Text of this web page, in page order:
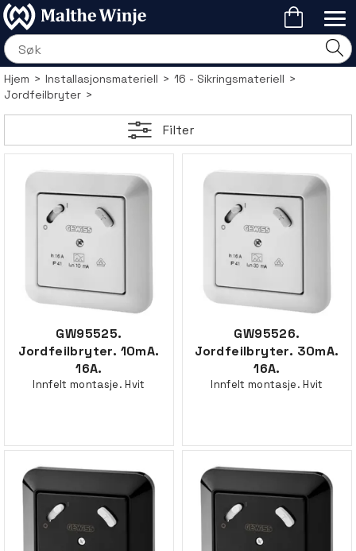
Hjem>Installasjonsmateriell>16 - Sikringsmateriell>
Jordfeilbryter>
Filter
GW95525.
Jordfeilbryter. 10mA.
16A.
Innfelt montasje. Hvit
GW95526.
Jordfeilbryter. 30mA.
16A.
Innfelt montasje. Hvit